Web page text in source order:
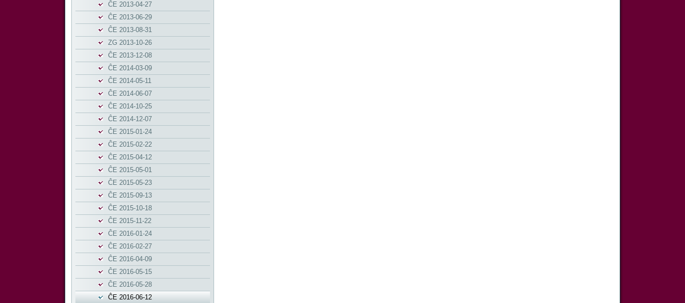
ĈE 2013-04-27
ĈE 2013-06-29
ĈE 2013-08-31
ZG 2013-10-26
ĈE 2013-12-08
ĈE 2014-03-09
ĈE 2014-05-11
ĈE 2014-06-07
ĈE 2014-10-25
ĈE 2014-12-07
ĈE 2015-01-24
ĈE 2015-02-22
ĈE 2015-04-12
ĈE 2015-05-01
ĈE 2015-05-23
ĈE 2015-09-13
ĈE 2015-10-18
ĈE 2015-11-22
ĈE 2016-01-24
ĈE 2016-02-27
ĈE 2016-04-09
ĈE 2016-05-15
ĈE 2016-05-28
ĈE 2016-06-12